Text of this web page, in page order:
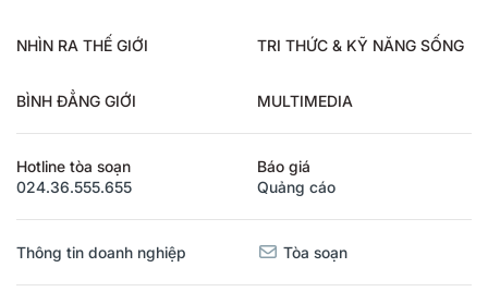
NHÌN RA THẾ GIỚI TRI THỨC & KỸ NĂNG SỐNG
BÌNH ĐẲNG GIỚI MULTIMEDIA
Hotline tòa soạn
024.36.555.655
Báo giá
Quảng cáo
Thông tin doanh nghiệp Tòa soạn